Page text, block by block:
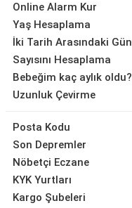
Online Alarm Kur
Yaş Hesaplama
İki Tarih Arasındaki Gün
Sayısını Hesaplama
Bebeğim kaç aylık oldu?
Uzunluk Çevirme
Posta Kodu
Son Depremler
Nöbetçi Eczane
KYK Yurtları
Kargo Şubeleri